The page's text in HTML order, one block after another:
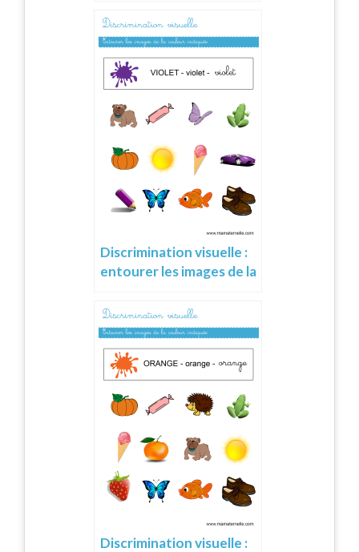
Discrimination visuelle :
entourer les images de la
Discrimination visuelle :